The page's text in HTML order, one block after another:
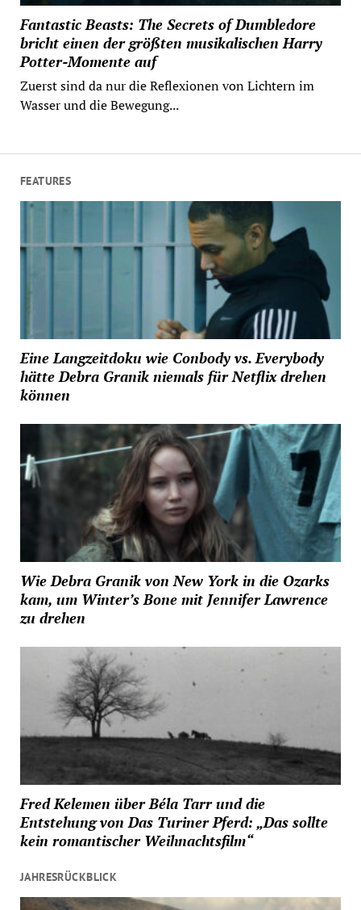
Fantastic Beasts: The Secrets of Dumbledore
bricht einen der größten musikalischen Harry
Potter-Momente auf
Zuerst sind da nur die Reflexionen von Lichtern im
Wasser und die Bewegung...
FEATURES
Eine Langzeitdoku wie Conbody vs. Everybody
hätte Debra Granik niemals für Netflix drehen
können
Wie Debra Granik von New York in die Ozarks
kam, um Winter’s Bone mit Jennifer Lawrence
zu drehen
Fred Kelemen über Béla Tarr und die
Entstehung von Das Turiner Pferd: „Das sollte
kein romantischer Weihnachtsfilm“
JAHRESRÜCKBLICK